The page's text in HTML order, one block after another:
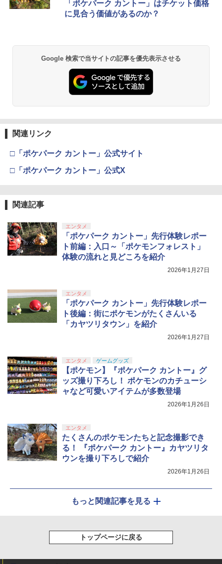
「ポケパーク カントー」はチケット価格
に見合う価値があるのか？
Google 検索で当サイトの記事を優先表示させる
関連リンク
□「ポケパーク カントー」公式サイト
□「ポケパーク カントー」公式X
関連記事
エンタメ
「ポケパーク カントー」先行体験レポー
ト前編：入口～「ポケモンフォレスト」
体験の流れと見どころを紹介
2026年1月27日
エンタメ
「ポケパーク カントー」先行体験レポー
ト後編：街にポケモンがたくさんいる
「カヤツリタウン」を紹介
2026年1月27日
エンタメ ゲームグッズ
【ポケモン】『ポケパーク カントー』グ
ッズ撮り下ろし！ ポケモンのカチューシ
ャなど可愛いアイテムが多数登場
2026年1月26日
エンタメ
たくさんのポケモンたちと記念撮影でき
る！ 『ポケパーク カントー』カヤツリタ
ウンを撮り下ろしで紹介
2026年1月26日
もっと関連記事を見る
トップページに戻る